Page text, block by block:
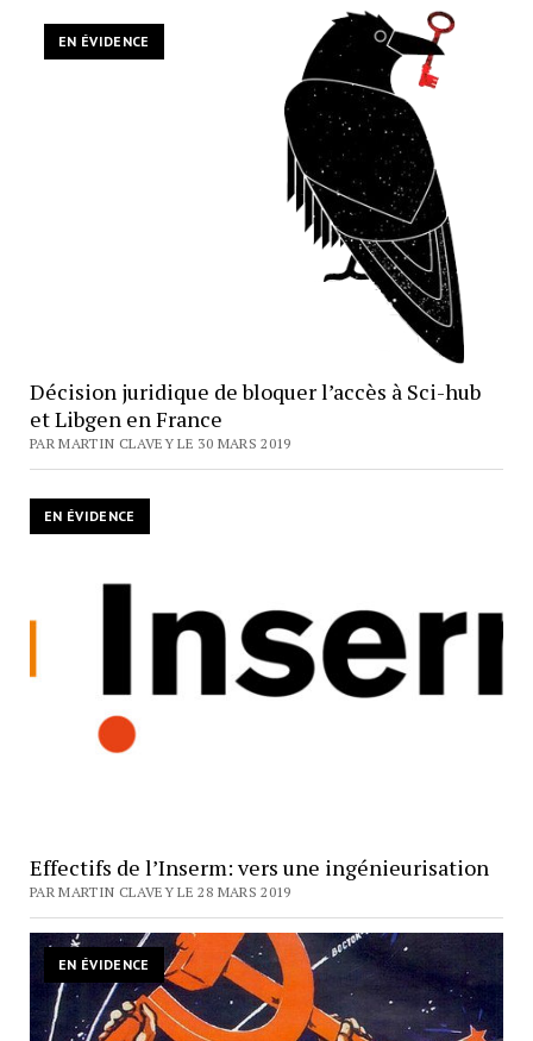
EN ÉVIDENCE
Décision juridique de bloquer l’accès à Sci-hub
et Libgen en France
PAR MARTIN CLAVEY LE 30 MARS 2019
EN ÉVIDENCE
Effectifs de l’Inserm: vers une ingénieurisation
PAR MARTIN CLAVEY LE 28 MARS 2019
EN ÉVIDENCE